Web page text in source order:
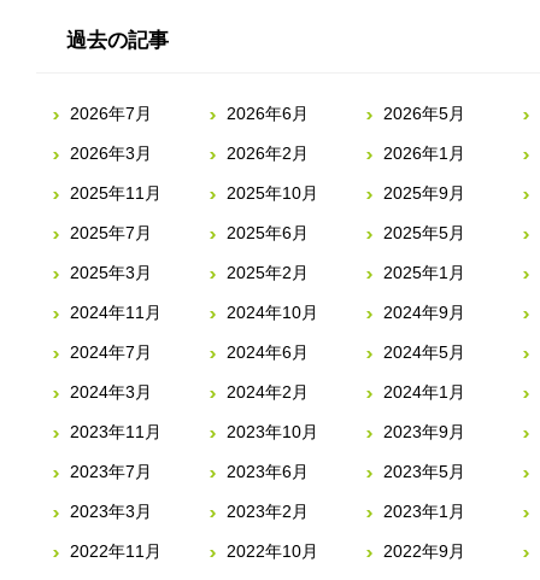
過去の記事
2026年7月 2026年6月 2026年5月
2026年3月 2026年2月 2026年1月
2025年11月 2025年10月 2025年9月
2025年7月 2025年6月 2025年5月
2025年3月 2025年2月 2025年1月
2024年11月 2024年10月 2024年9月
2024年7月 2024年6月 2024年5月
2024年3月 2024年2月 2024年1月
2023年11月 2023年10月 2023年9月
2023年7月 2023年6月 2023年5月
2023年3月 2023年2月 2023年1月
2022年11月 2022年10月 2022年9月